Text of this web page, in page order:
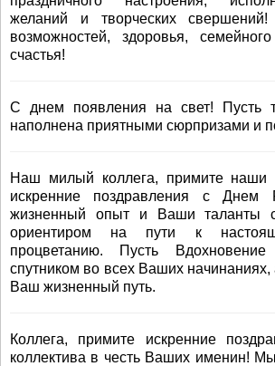
желаний и творческих свершений!
возможностей, здоровья,
счастья!
С днем появления на свет! Пусть
наполнена приятными сюрпризами и
Наш милый коллега, примите
искренние поздравления с Днем
жизненный опыт и Ваши таланты
ориентиром на пути к
процветанию. Пусть
спутником во всех Ваших
Ваш жизненный путь.
Коллега, примите искренние
коллектива в честь Ваших именин!